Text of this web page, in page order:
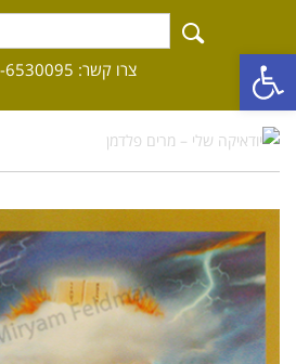
צרו קשר: 054-6530095
פתח סרגל נגישות